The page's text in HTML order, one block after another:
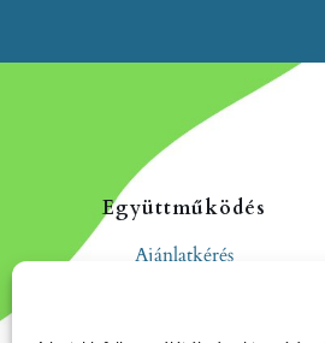
Együttműködés
Ajánlatkérés